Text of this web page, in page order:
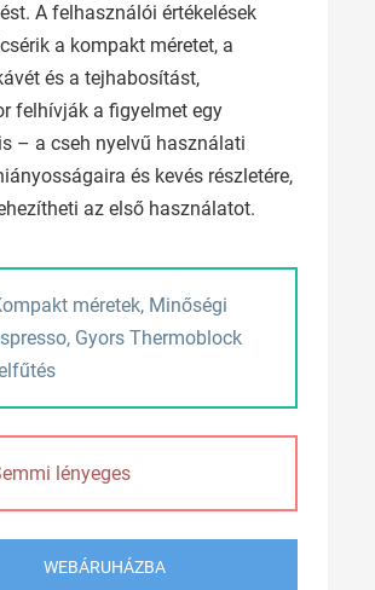
A felhasználói értékelések
a kompakt méretet, a
és a tejhabosítást,
felhívják a figyelmet egy
– a cseh nyelvű használati
és kevés részletére,
az első használatot.
méretek, Minőségi
Gyors Thermoblock
lényeges
WEBÁRUHÁZBA